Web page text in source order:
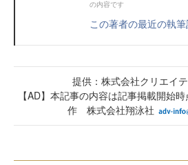
の内容です
この著者の最近の執
提供：株式会社クリエイ
【AD】本記事の内容は記事掲載開始
作 株式会社翔泳社